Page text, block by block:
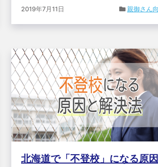
2019年7月11日 親御さん
北海道で「不登校」になる原因